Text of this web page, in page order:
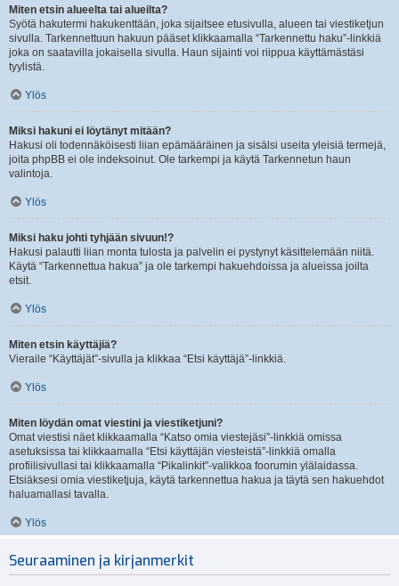
Miten etsin alueelta tai alueilta?
Syötä hakutermi hakukenttään, joka sijaitsee etusivulla, alueen tai viestiketjun
sivulla. Tarkennettuun hakuun pääset klikkaamalla “Tarkennettu haku”-linkkiä
joka on saatavilla jokaisella sivulla. Haun sijainti voi riippua käyttämästäsi
tyylistä.
Ylös
Miksi hakuni ei löytänyt mitään?
Hakusi oli todennäköisesti liian epämääräinen ja sisälsi useita yleisiä termejä,
joita phpBB ei ole indeksoinut. Ole tarkempi ja käytä Tarkennetun haun
valintoja.
Ylös
Miksi haku johti tyhjään sivuun!?
Hakusi palautti liian monta tulosta ja palvelin ei pystynyt käsittelemään niitä.
Käytä “Tarkennettua hakua” ja ole tarkempi hakuehdoissa ja alueissa joilta
etsit.
Ylös
Miten etsin käyttäjiä?
Vieraile “Käyttäjät”-sivulla ja klikkaa “Etsi käyttäjä”-linkkiä.
Ylös
Miten löydän omat viestini ja viestiketjuni?
Omat viestisi näet klikkaamalla “Katso omia viestejäsi”-linkkiä omissa
asetuksissa tai klikkaamalla “Etsi käyttäjän viesteistä”-linkkiä omalla
profiilisivullasi tai klikkaamalla “Pikalinkit”-valikkoa foorumin ylälaidassa.
Etsiäksesi omia viestiketjuja, käytä tarkennettua hakua ja täytä sen hakuehdot
haluamallasi tavalla.
Ylös
Seuraaminen ja kirjanmerkit